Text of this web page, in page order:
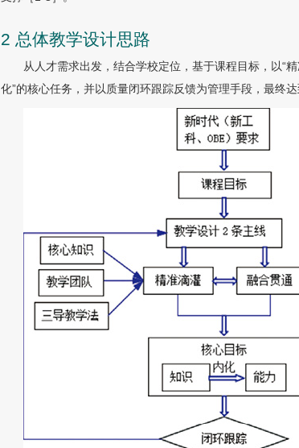
2 总体教学设计思路
从人才需求出发，结合学校定位，基于课程目标，以“
化”的核心任务，并以质量闭环跟踪反馈为管理手段，最终